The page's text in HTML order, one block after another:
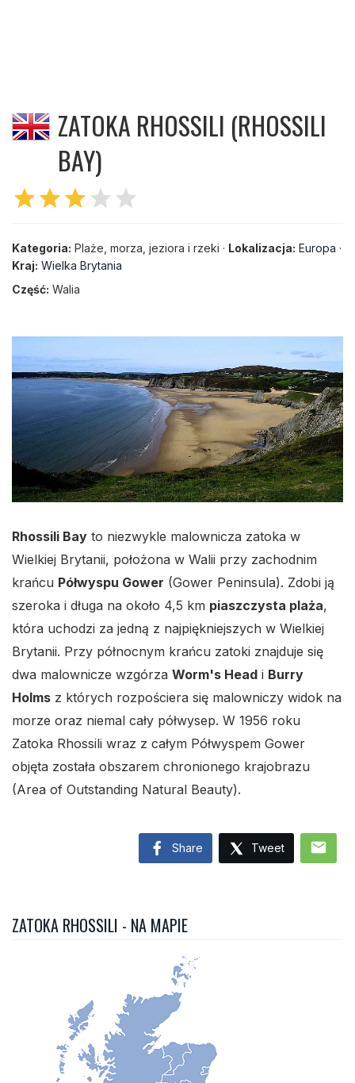
ZATOKA RHOSSILI (RHOSSILI
BAY)
starstarstar star star
Kategoria: Plaże, morza, jeziora i rzeki · Lokalizacja: Europa ·
Kraj: Wielka Brytania
Część: Walia
Rhossili Bay to niezwykle malownicza zatoka w
Wielkiej Brytanii, położona w Walii przy zachodnim
krańcu Półwyspu Gower (Gower Peninsula). Zdobi ją
szeroka i długa na około 4,5 km piaszczysta plaża,
która uchodzi za jedną z najpiękniejszych w Wielkiej
Brytanii. Przy północnym krańcu zatoki znajduje się
dwa malownicze wzgórza Worm's Head i Burry
Holms z których rozpościera się malowniczy widok na
morze oraz niemal cały półwysep. W 1956 roku
Zatoka Rhossili wraz z całym Półwyspem Gower
objęta została obszarem chronionego krajobrazu
(Area of Outstanding Natural Beauty).
Share Tweet mail
ZATOKA RHOSSILI - NA MAPIE